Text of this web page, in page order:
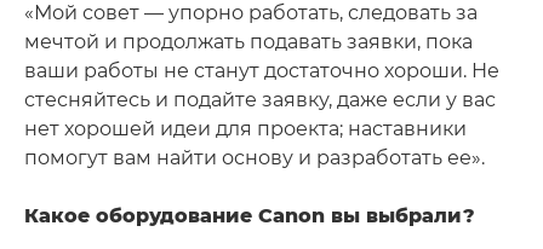
«Мой совет — упорно работать, следовать за
мечтой и продолжать подавать заявки, пока
ваши работы не станут достаточно хороши. Не
стесняйтесь и подайте заявку, даже если у вас
нет хорошей идеи для проекта; наставники
помогут вам найти основу и разработать ее».
Какое оборудование Canon вы выбрали?